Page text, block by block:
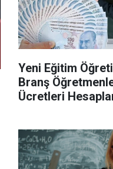
Yeni Eğitim
Branş
Ücretleri